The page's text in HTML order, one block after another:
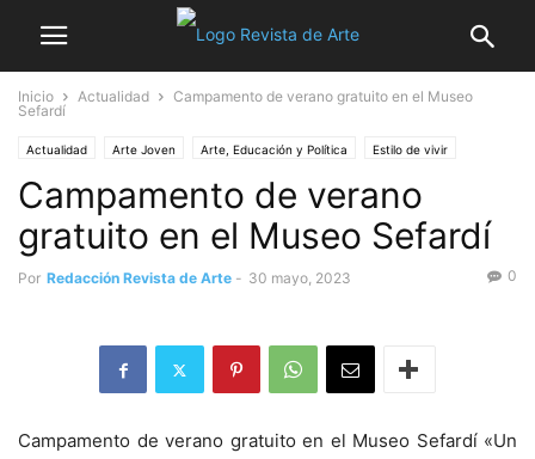
Inicio Actualidad
Campamento de verano gratuito en el Museo
Sefardí
Actualidad Arte Joven Arte, Educación y Política Estilo de vivir
No sólo arte Noticia destacada Talleres
Campamento de verano
gratuito en el Museo Sefardí
Por Redacción Revista de Arte - 30 mayo, 2023 0
Campamento de verano gratuito en el Museo Sefardí «Un